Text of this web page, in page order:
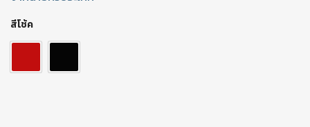
สีโช้ค